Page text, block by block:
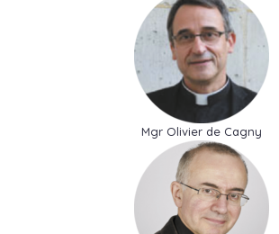
Mgr Olivier de Cagny